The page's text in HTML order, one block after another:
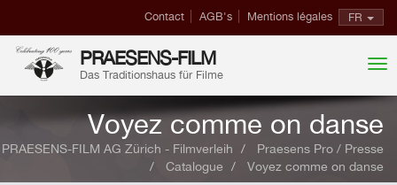
FR
Contact AGB's Mentions légales
PRAESENS-FILM
Das Traditionshaus für Filme
Voyez comme on danse
PRAESENS-FILM AG Zürich - Filmverleih
Praesens Pro / Presse
Catalogue
Voyez comme on danse